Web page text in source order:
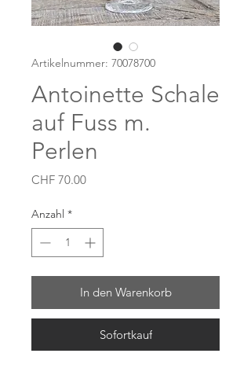
Artikelnummer: 70078700
Antoinette Schale
auf Fuss m.
Perlen
CHF 70.00Preis
Anzahl *
In den Warenkorb
Sofortkauf